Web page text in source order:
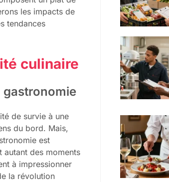
les impacts de
tendances
culinaire
gastronomie
de survie à une
du bord. Mais,
est
autant des moments
à impressionner
la révolution